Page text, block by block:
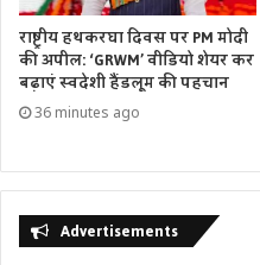
राष्ट्रीय हथकरघा दिवस पर PM मोदी
की अपील: ‘GRWM’ वीडियो शेयर कर
बढ़ाएं स्वदेशी हैंडलूम की पहचान
36 minutes ago
Advertisements